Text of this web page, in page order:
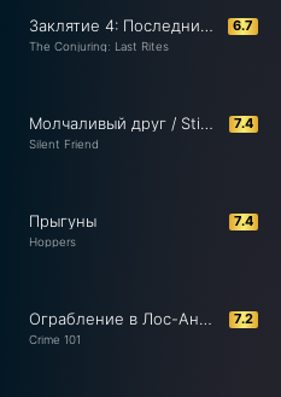
6.7
Заклятие 4: Последний обряд
The Conjuring: Last Rites
7.4
Молчаливый друг / Stille Freundin
Silent Friend
7.4
Прыгуны
Hoppers
7.2
Ограбление в Лос-Анджелесе
Crime 101